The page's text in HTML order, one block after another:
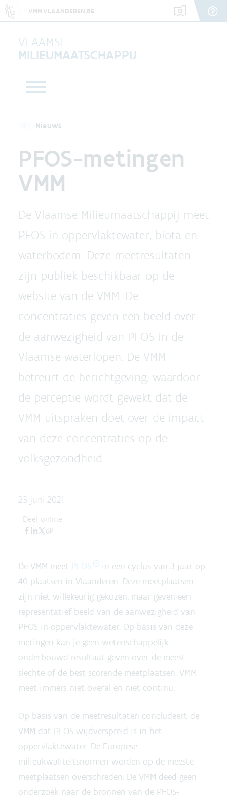
VMM.VLAANDEREN.BE
VLAAMSE
MILIEUMAATSCHAPPIJ
Nieuws
PFOS-metingen
VMM
De Vlaamse Milieumaatschappij meet
PFOS in oppervlaktewater, biota en
waterbodem. Deze meetresultaten
zijn publiek beschikbaar op de
website van de VMM. De
concentraties geven een beeld over
de aanwezigheid van PFOS in de
Vlaamse waterlopen. De VMM
betreurt de berichtgeving, waardoor
de perceptie wordt gewekt dat de
VMM uitspraken doet over de impact
van deze concentraties op de
volksgezondheid.
23 juni 2021
Deel online
De VMM meet PFOS
in een cyclus van 3 jaar op
40 plaatsen in Vlaanderen. Deze meetplaatsen
zijn niet willekeurig gekozen, maar geven een
representatief beeld van de aanwezigheid van
PFOS in oppervlaktewater. Op basis van deze
metingen kan je geen wetenschappelijk
onderbouwd resultaat geven over de meest
slechte of de best scorende meetplaatsen. VMM
meet immers niet overal en niet continu.
Op basis van de meetresultaten concludeert de
VMM dat PFOS wijdverspreid is in het
oppervlaktewater. De Europese
milieukwaliteitsnormen worden op de meeste
meetplaatsen overschreden. De VMM deed geen
onderzoek naar de bronnen van de PFOS-